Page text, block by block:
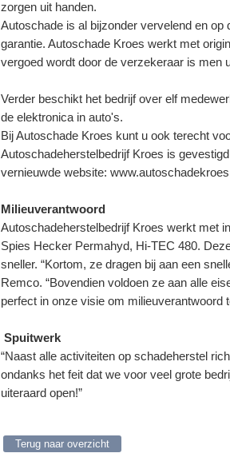
zorgen uit handen.
Autoschade is al bijzonder vervelend en
garantie. Autoschade Kroes werkt met
vergoed wordt door de verzekeraar is men
Verder beschikt het bedrijf over elf
de elektronica in auto's.
Bij Autoschade Kroes kunt u ook terecht
Autoschadeherstelbedrijf Kroes is
vernieuwde website:
Milieuverantwoord
Autoschadeherstelbedrijf Kroes werkt met
Spies Hecker Permahyd, Hi-TEC 480.
sneller. “Kortom, ze dragen bij aan een
Remco. “Bovendien voldoen ze aan alle
perfect in onze visie om milieuverantwoord
Spuitwerk
“Naast alle activiteiten op schadeherstel
ondanks het feit dat we voor veel grote
uiteraard open!”
Terug naar overzicht